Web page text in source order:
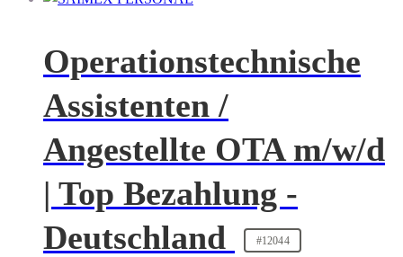
Operationstechnische
Assistenten /
Angestellte OTA m/w/d
| Top Bezahlung -
Deutschland
#12044